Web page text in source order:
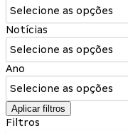
Selecione as opções
Notícias
Selecione as opções
Ano
Selecione as opções
Aplicar filtros
Filtros